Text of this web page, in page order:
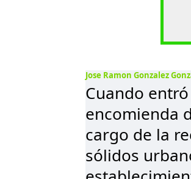
Jose Ramon Gonzalez
Cuando
encomienda
cargo de la
sólidos